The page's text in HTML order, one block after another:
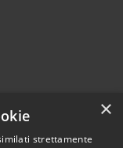
×
strettamente